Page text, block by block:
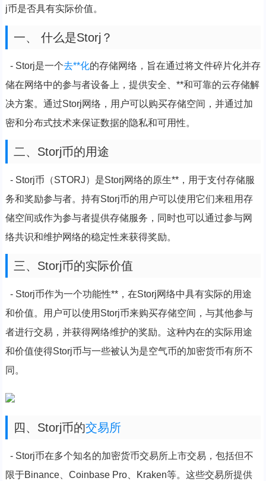
j币是否具有实际价值。
一、 什么是Storj？
- Storj是一个去**化的存储网络，旨在通过将文件碎片化并存
储在网络中的参与者设备上，提供安全、**和可靠的云存储解
决方案。通过Storj网络，用户可以购买存储空间，并通过加
密和分布式技术来保证数据的隐私和可用性。
二、Storj币的用途
- Storj币（STORJ）是Storj网络的原生**，用于支付存储服
务和奖励参与者。持有Storj币的用户可以使用它们来租用存
储空间或作为参与者提供存储服务，同时也可以通过参与网
络共识和维护网络的稳定性来获得奖励。
三、Storj币的实际价值
- Storj币作为一个功能性**，在Storj网络中具有实际的用途
和价值。用户可以使用Storj币来购买存储空间，与其他参与
者进行交易，并获得网络维护的奖励。这种内在的实际用途
和价值使得Storj币与一些被认为是空气币的加密货币有所不
同。
四、Storj币的交易所
- Storj币在多个知名的加密货币交易所上市交易，包括但不
限于Binance、Coinbase Pro、Kraken等。这些交易所提供